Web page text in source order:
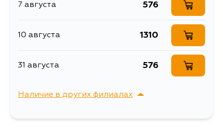
Тяга стабилизатора
Товарная группа стойки стабилизатора
7 августа 576
10 августа 1310
31 августа 576
Наличие в других филиалах
г. Владивосток,